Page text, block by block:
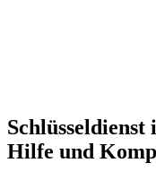
Hilfe und